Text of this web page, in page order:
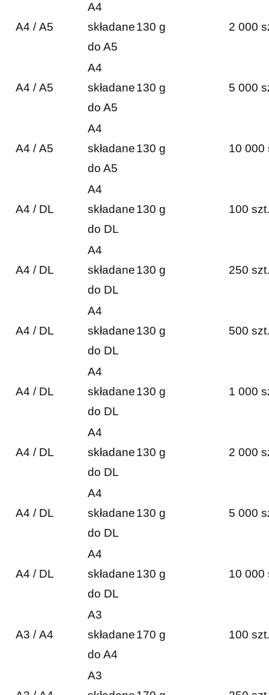
A4 / A5
A4
składane
do A5
130 g 2 000
A4 / A5
A4
składane
do A5
130 g 5 000
A4 / A5
A4
składane
do A5
130 g 10 000
A4 / DL
A4
składane
do DL
130 g 100 szt.
A4 / DL
A4
składane
do DL
130 g 250 szt.
A4 / DL
A4
składane
do DL
130 g 500 szt.
A4 / DL
A4
składane
do DL
130 g 1 000
A4 / DL
A4
składane
do DL
130 g 2 000
A4 / DL
A4
składane
do DL
130 g 5 000
A4 / DL
A4
składane
do DL
130 g 10 000
A3 / A4
A3
składane
do A4
170 g 100 szt.
A3